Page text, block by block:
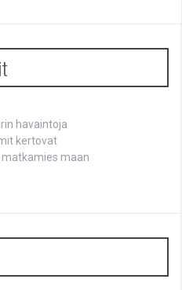
havaintoja
kertovat
maan